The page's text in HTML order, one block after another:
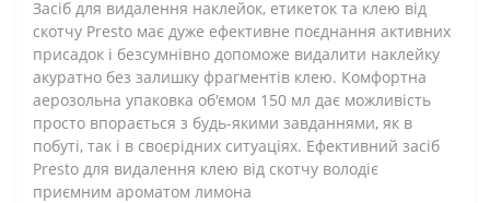
Засіб для видалення наклейок, етикеток та клею від
скотчу Presto має дуже ефективне поєднання активних
присадок і безсумнівно допоможе видалити наклейку
акуратно без залишку фрагментів клею. Комфортна
аерозольна упаковка об'ємом 150 мл дає можливість
просто впорається з будь-якими завданнями, як в
побуті, так і в своєрідних ситуаціях. Ефективний засіб
Presto для видалення клею від скотчу володіє
приємним ароматом лимона